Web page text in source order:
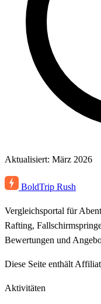
Aktualisiert: März 2026
BoldTrip Rush
Vergleichsportal für
Rafting,
Bewertungen und
Diese Seite enthält
Aktivitäten